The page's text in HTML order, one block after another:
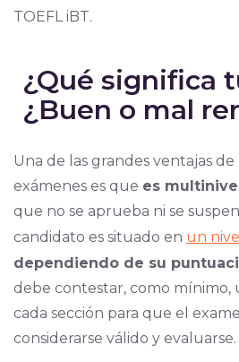
TOEFL iBT.
¿Qué significa
¿Buen o mal
Una de las grandes ventajas
exámenes es que es
que no se aprueba ni se
candidato es situado en un nivel
dependiendo de su
debe contestar, como
cada sección para que el
considerarse válido y evaluarse.